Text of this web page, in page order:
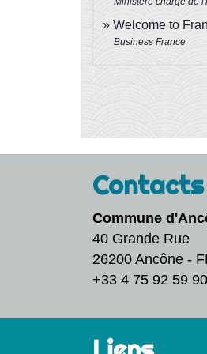
Welcome to
Business France
Contacts
Commune
40 Grande Rue
26200 Ancône -
+33 4 75 92 59 90